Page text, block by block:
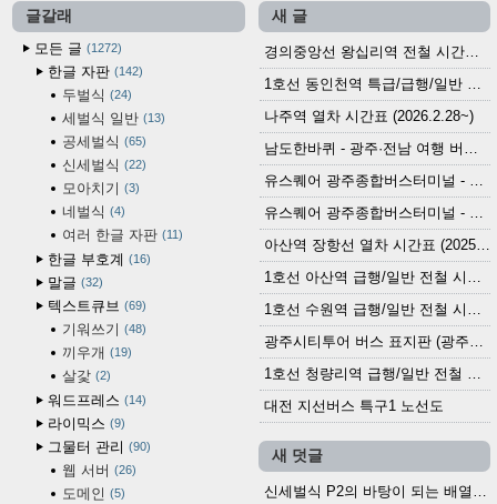
글갈래
모든 글
1272
한글 자판 142
두벌식 24
세벌식 일반 13
공세벌식 65
신세벌식 22
모아치기 3
네벌식 4
여러 한글 자판 11
한글 부호계 16
말글 32
텍스트큐브 69
기워쓰기 48
끼우개 19
살갗 2
워드프레스 14
라이믹스 9
그물터 관리 90
웹 서버 26
도메인 5
새 글
경의중앙선 왕십리역 전철 시간표 (2026.4.20~)
1호선 동인천역 특급/급행/일반 전철 시간표 (2026.2.28~)
나주역 열차 시간표 (2026.2.28~)
남도한바퀴 - 광주·전남 여행 버스 노선 (2026.3.1~5.31)
유스퀘어 광주종합버스터미널 - 곡성,순천／화순,보성,율포 방면 시외버스 시간표 (2026.1.31)
유스퀘어 광주종합버스터미널 - 담양, 순창, 남원, 무주, 장수, 거창, 대구 방면 시외버스 시간표 (2026...
아산역 장항선 열차 시간표 (2025.12.30 기준) (무궁화호, ITX-마음, 새마을호, 서해금빛열차)
1호선 아산역 급행/일반 전철 시간표 (2025.12.30~)
1호선 수원역 급행/일반 전철 시간표 (2025.12.30~)
광주시티투어 버스 표지판 (광주역 정류장) (2024?)
1호선 청량리역 급행/일반 전철 시간표 · 노선도 (2025.12.30~)
대전 지선버스 특구1 노선도
새 덧글
신세벌식 P2의 바탕이 되는 배열이나 주요 기능...